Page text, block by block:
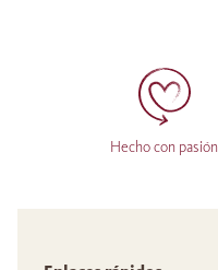
Hecho con pasión